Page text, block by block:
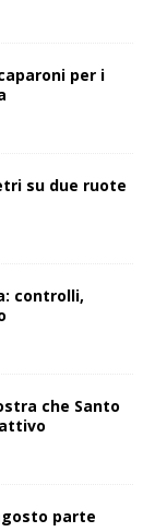
per i
su due ruote
controlli,
che Santo
parte